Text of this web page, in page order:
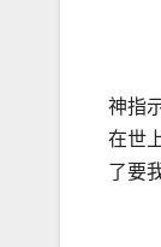
神指
在世
了要